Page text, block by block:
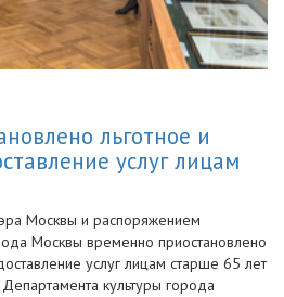
льготное и
услуг лицам
Москвы и распоряжением
Москвы временно приостановлено
услуг лицам старше 65 лет
культуры города